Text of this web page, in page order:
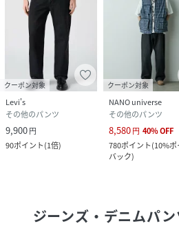
クーポン対象
Levi's
その他のパンツ
9,900円
90ポイント(1倍)
クーポン対象
NANO universe
その他のパンツ
8,580円 40%OFF
780ポイント(10%ポ
バック)
ジーンズ・デニムパン